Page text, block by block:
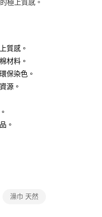
後會自動跳轉到大哥付的交易
續交易確認頁面所載為準。
審核未通過，訂單將自動取
大哥付你分期系統評分，恕無
」於每月結算日後寄送繳費提
碼／台灣大直營門市／銀行轉
。
以下簡稱本公司）所提供，讓
，並由商店將買賣／分期付款
認、核對及更正。
費
極上質感。
質感。
材料。
保染色。
源。
。
澡巾 天然